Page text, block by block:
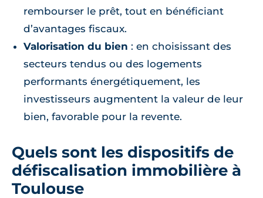
rembourser le prêt, tout en bénéficiant
d’avantages fiscaux.
Valorisation du bien : en choisissant des
secteurs tendus ou des logements
performants énergétiquement, les
investisseurs augmentent la valeur de leur
bien, favorable pour la revente.
Quels sont les dispositifs de
défiscalisation immobilière à
Toulouse